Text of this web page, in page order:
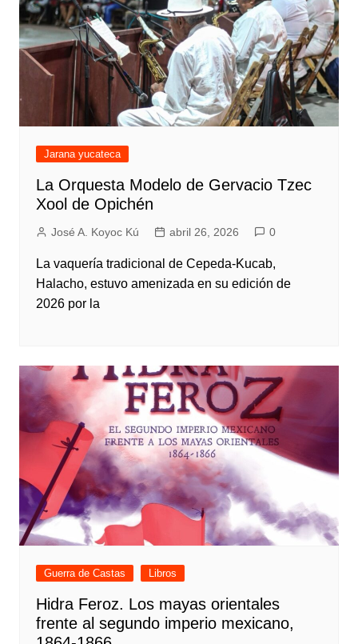
Jarana yucateca
La Orquesta Modelo de Gervacio Tzec
Xool de Opichén
José A. Koyoc Kú abril 26, 2026 0
La vaquería tradicional de Cepeda-Kucab,
Halacho, estuvo amenizada en su edición de
2026 por la
Guerra de Castas Libros
Hidra Feroz. Los mayas orientales
frente al segundo imperio mexicano,